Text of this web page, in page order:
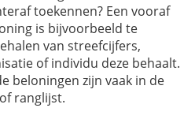
toekennen? Een vooraf
is bijvoorbeeld te
van streefcijfers,
of individu deze behaalt.
beloningen zijn vaak in de
ranglijst.